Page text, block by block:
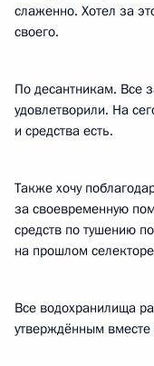
слаженно. Хотел за
своего.
По десантникам. Все
удовлетворили. На
и средства есть.
Также хочу
за своевременную
средств по тушению
на прошлом
Все водохранилища
утверждённым вместе